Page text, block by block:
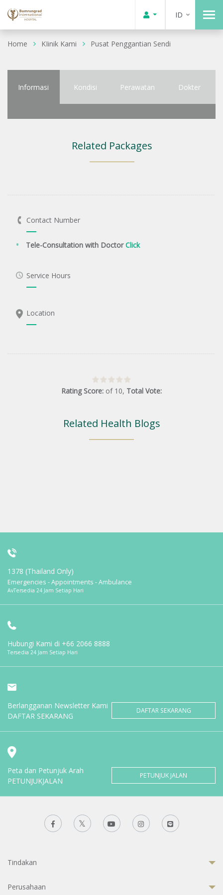
ID
Home KIinik Kami Pusat Penggantian Sendi
Informasi Kondisi Perawatan Dokter
Related Packages
Contact Number
Tele-Consultation with DoctorClick
Service Hours
Location
Rating Score: of 10, Total Vote:
Related Health Blogs
1378 (Thailand Only)
Emergencies - Appointments - Ambulance
AvTersedia 24 Jam Setiap Hari
Hubungi Kami di +66 2066 8888
Tersedia 24 Jam Setiap Hari
Berlangganan Newsletter Kami
DAFTAR SEKARANG
DAFTAR SEKARANG
Peta dan Petunjuk Arah
PETUNJUKJALAN
PETUNJUK JALAN
Tindakan
Perusahaan